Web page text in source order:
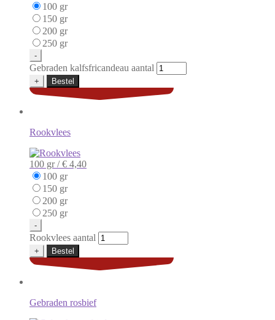
100 gr
150 gr
200 gr
250 gr
-
Gebraden kalfsfricandeau aantal
+ Bestel
Rookvlees
100 gr /€ 4,40
100 gr
150 gr
200 gr
250 gr
-
Rookvlees aantal
+ Bestel
Gebraden rosbief